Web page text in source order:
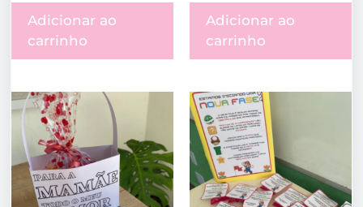
Adicionar ao
carrinho
Adicionar ao
carrinho